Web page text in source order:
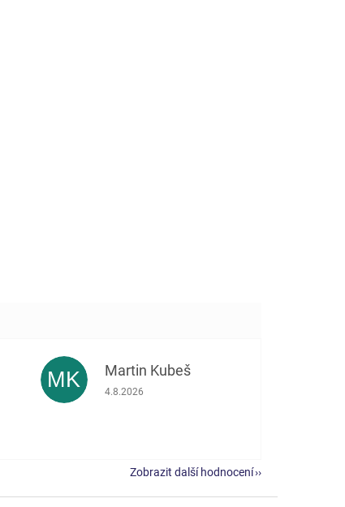
5 hvězdiček.
MK Martin Kubeš
Hodnocení obchodu je 5 z 5 hvězdiček.
4.8.2026
Zobrazit další hodnocení